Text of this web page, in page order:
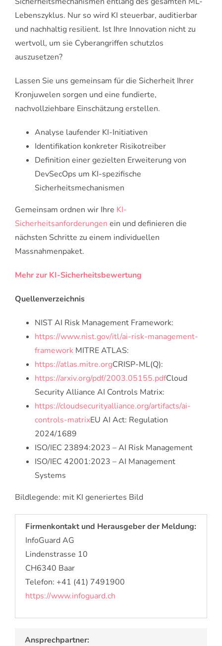
Lebenszyklus. Nur so wird KI steuerbar, auditierbar
und nachhaltig resilient. Ist Ihre Innovation nicht zu
wertvoll, um sie Cyberangriffen schutzlos
auszusetzen?
Lassen Sie uns gemeinsam für die Sicherheit Ihrer
Kronjuwelen sorgen und eine fundierte,
nachvollziehbare Einschätzung erstellen.
Analyse laufender KI-Initiativen
Identifikation konkreter Risikotreiber
Definition einer gezielten Erweiterung von
DevSecOps um KI-spezifische
Sicherheitsmechanismen
Gemeinsam ordnen wir Ihre KI-
Sicherheitsanforderungen ein und definieren die
nächsten Schritte zu einem individuellen
Massnahmenpaket.
Mehr zur KI-Sicherheitsbewertung
Quellenverzeichnis
NIST AI Risk Management Framework:
https://www.nist.gov/itl/ai-risk-management-
framework MITRE ATLAS:
https://atlas.mitre.orgCRISP-ML(Q):
https://arxiv.org/pdf/2003.05155.pdfCloud
Security Alliance AI Controls Matrix:
https://cloudsecurityalliance.org/artifacts/ai-
controls-matrixEU AI Act: Regulation
2024/1689
ISO/IEC 23894:2023 – AI Risk Management
ISO/IEC 42001:2023 – AI Management
Systems
Bildlegende: mit KI generiertes Bild
Firmenkontakt und Herausgeber der Meldung:
InfoGuard AG
Lindenstrasse 10
CH6340 Baar
Telefon: +41 (41) 7491900
https://www.infoguard.ch
Ansprechpartner: